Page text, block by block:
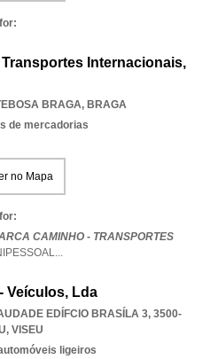
Transportes Internacionais,
BRAGA, BRAGA
de mercadorias
no Mapa
CAMINHO - TRANSPORTES
...
Veículos, Lda
EDÍFCIO BRASÍLA 3, 3500-
, VISEU
ligeiros